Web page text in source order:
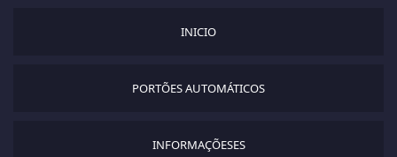
INICIO
PORTÕES AUTOMÁTICOS
INFORMAÇÕESES